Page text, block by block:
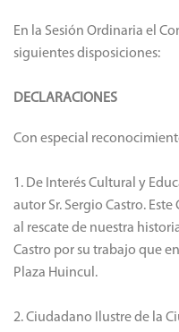
En la Sesión Ordinaria el
siguientes disposiciones:
DECLARACIONES
Con especial
1. De Interés Cultural y
autor Sr. Sergio Castro.
al rescate de nuestra
Castro por su trabajo que
Plaza Huincul.
2. Ciudadano Ilustre de la